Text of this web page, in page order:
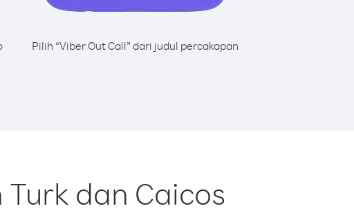
Pilih “Viber Out Call” dari judul percakapan
dan Caicos